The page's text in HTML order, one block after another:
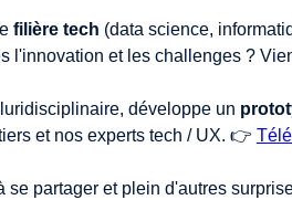
filière tech (data science,
l'innovation et les challenges ?
développe un
et nos experts tech / UX. 👉
partager et plein d'autres